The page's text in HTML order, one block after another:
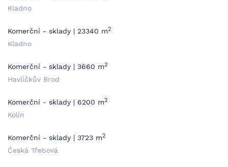
Kladno
Komerční - sklady | 23340 m2
Kladno
Komerční - sklady | 3660 m2
Havlíčkův Brod
Komerční - sklady | 6200 m2
Kolín
Komerční - sklady | 3723 m2
Česká Třebová